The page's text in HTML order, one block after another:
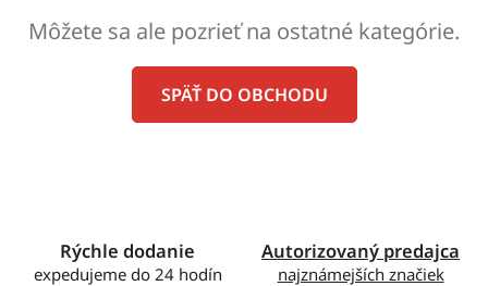
Môžete sa ale pozrieť na ostatné kategórie.
SPÄŤ DO OBCHODU
Rýchle dodanie
expedujeme do 24 hodín
Autorizovaný predajca
najznámejších značiek